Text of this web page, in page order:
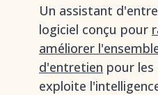
Un assistant
logiciel conçu pour
améliorer
d'entretien pour les
exploite